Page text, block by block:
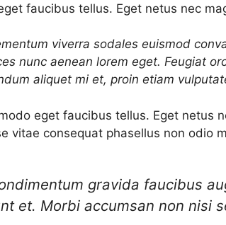
faucibus tellus. Eget netus nec
viverra sodales euismod
nunc aenean lorem eget. Feugiat
aliquet mi et, proin etiam
eget faucibus tellus. Eget netus
vitae consequat phasellus non odio
gravida faucibus
et. Morbi accumsan non nisi